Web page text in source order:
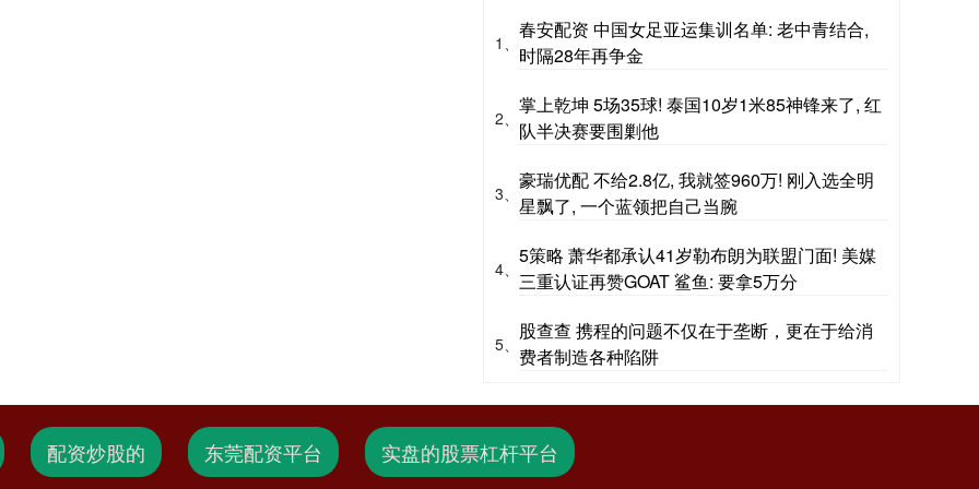
1、
春安配资 中国女足亚运集训名单: 老中青结合,
时隔28年再争金
2、
掌上乾坤 5场35球! 泰国10岁1米85神锋来了, 红
队半决赛要围剿他
3、
豪瑞优配 不给2.8亿, 我就签960万! 刚入选全明
星飘了, 一个蓝领把自己当腕
4、
5策略 萧华都承认41岁勒布朗为联盟门面! 美媒
三重认证再赞GOAT 鲨鱼: 要拿5万分
5、
股查查 携程的问题不仅在于垄断，更在于给消
费者制造各种陷阱
配资炒股的 东莞配资平台 实盘的股票杠杆平台